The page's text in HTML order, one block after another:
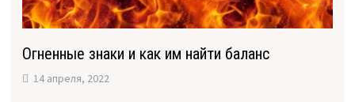
Огненные знаки и как им найти баланс
14 апреля, 2022